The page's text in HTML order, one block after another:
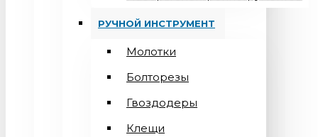
РУЧНОЙ ИНСТРУМЕНТ
Молотки
Болторезы
Гвоздодеры
Клещи